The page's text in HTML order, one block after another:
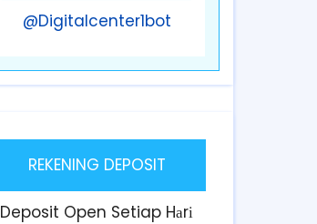
@Digitalcenter1bot
REKENING DEPOSIT
Deposit Open Setiap Hаrі